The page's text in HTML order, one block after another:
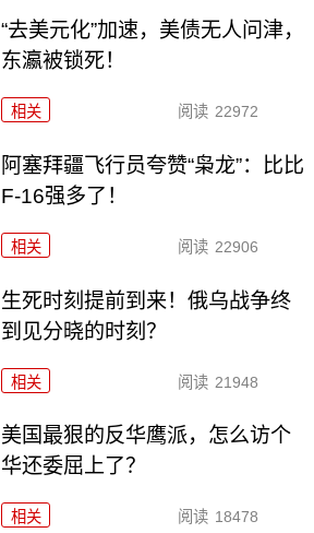
“去美元化”加速，美债无人问津，
东瀛被锁死！
相关 阅读 22972
阿塞拜疆飞行员夸赞“枭龙”：比比
F-16强多了！
相关 阅读 22906
生死时刻提前到来！俄乌战争终
到见分晓的时刻？
相关 阅读 21948
美国最狠的反华鹰派，怎么访个
华还委屈上了？
相关 阅读 18478